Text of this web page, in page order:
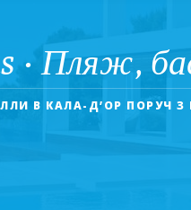
· Пляж,
В КАЛА-Д’ОР ПОРУЧ